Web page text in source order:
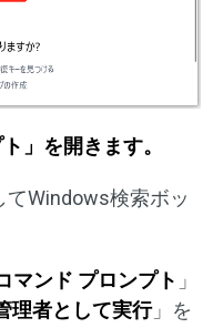
」を開きます。
てWindows検索ボッ
マンド プロンプト 」
理者として実行」を